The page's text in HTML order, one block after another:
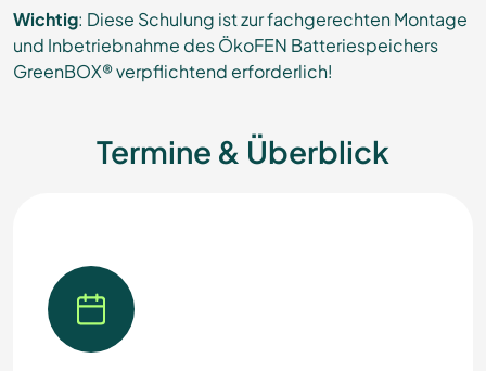
Wichtig: Diese Schulung ist zur fachgerechten Montage
und Inbetriebnahme des ÖkoFEN Batteriespeichers
GreenBOX® verpflichtend erforderlich!
Termine & Überblick